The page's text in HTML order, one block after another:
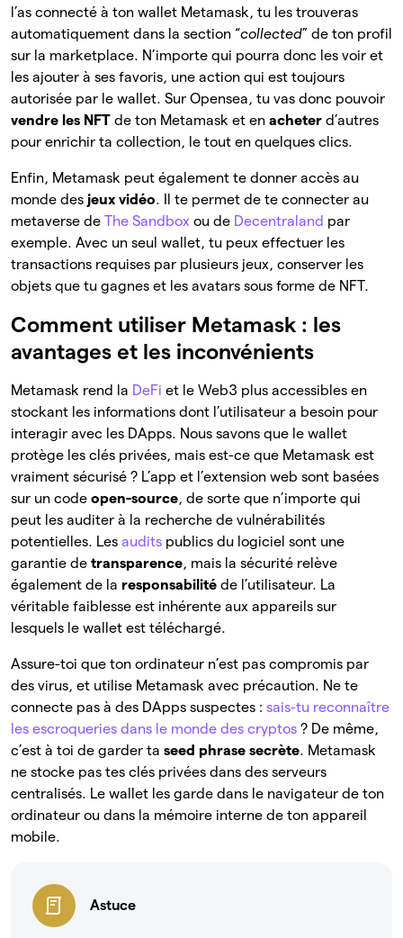
l’as connecté à ton wallet Metamask, tu les trouveras
automatiquement dans la section “collected” de ton profil
sur la marketplace. N’importe qui pourra donc les voir et
les ajouter à ses favoris, une action qui est toujours
autorisée par le wallet. Sur Opensea, tu vas donc pouvoir
vendre les NFT de ton Metamask et en acheter d’autres
pour enrichir ta collection, le tout en quelques clics.
Enfin, Metamask peut également te donner accès au
monde des jeux vidéo. Il te permet de te connecter au
metaverse de The Sandbox ou de Decentraland par
exemple. Avec un seul wallet, tu peux effectuer les
transactions requises par plusieurs jeux, conserver les
objets que tu gagnes et les avatars sous forme de NFT.
Comment utiliser Metamask : les
avantages et les inconvénients
Metamask rend la DeFi et le Web3 plus accessibles en
stockant les informations dont l’utilisateur a besoin pour
interagir avec les DApps. Nous savons que le wallet
protège les clés privées, mais est-ce que Metamask est
vraiment sécurisé ? L’app et l’extension web sont basées
sur un code open-source, de sorte que n’importe qui
peut les auditer à la recherche de vulnérabilités
potentielles. Les audits publics du logiciel sont une
garantie de transparence, mais la sécurité relève
également de la responsabilité de l’utilisateur. La
véritable faiblesse est inhérente aux appareils sur
lesquels le wallet est téléchargé.
Assure-toi que ton ordinateur n’est pas compromis par
des virus, et utilise Metamask avec précaution. Ne te
connecte pas à des DApps suspectes : sais-tu reconnaître
les escroqueries dans le monde des cryptos ? De même,
c’est à toi de garder ta seed phrase secrète. Metamask
ne stocke pas tes clés privées dans des serveurs
centralisés. Le wallet les garde dans le navigateur de ton
ordinateur ou dans la mémoire interne de ton appareil
mobile.
Astuce